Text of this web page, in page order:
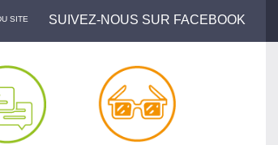
SITE SUIVEZ-NOUS SUR FACEBOOK